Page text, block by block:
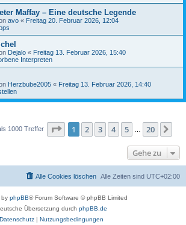
Maffay – Eine deutsche Legende
avo « Freitag 20. Februar 2026, 12:04
Dejalo « Freitag 13. Februar 2026, 15:40
Interpreten
Herzbube2005 « Freitag 13. Februar 2026, 14:40
1000 Treffer Seite 1von 20
1 2 3 4 5 20
Gehe zu
Alle Zeiten sind UTC+02:00
Alle Cookies löschen
by phpBB® Forum Software © phpBB Limited
Übersetzung durch phpBB.de
Datenschutz| Nutzungsbedingungen